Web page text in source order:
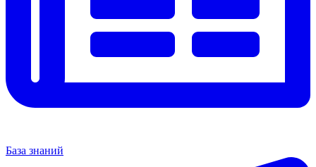
База знаний